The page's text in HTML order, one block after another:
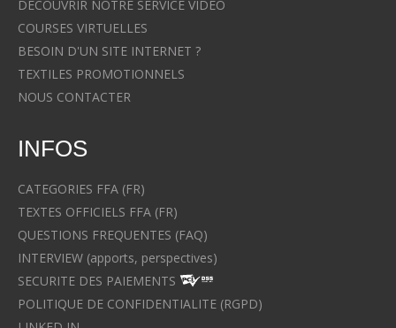
DECOUVRIR NOTRE SERVICE VIDEO
COURSES VIRTUELLES
BESOIN D'UN SITE INTERNET ?
TEXTILES PROMOTIONNELS
NOUS CONTACTER
INFOS
CATEGORIES FFA (FR)
TEXTES OFFICIELS FFA (FR)
QUESTIONS FREQUENTES (FAQ)
INTERVIEW (apports, perspectives)
SECURITE DES PAIEMENTS
POLITIQUE DE CONFIDENTIALITE (RGPD)